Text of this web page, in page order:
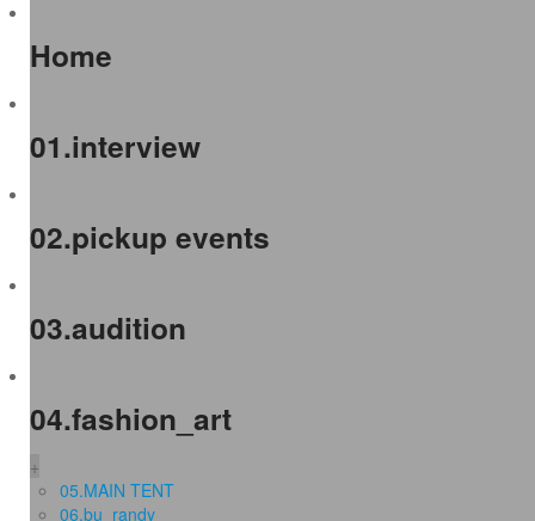
Home
01.interview
02.pickup events
03.audition
04.fashion_art
+
05.MAIN TENT
06.bu_randy